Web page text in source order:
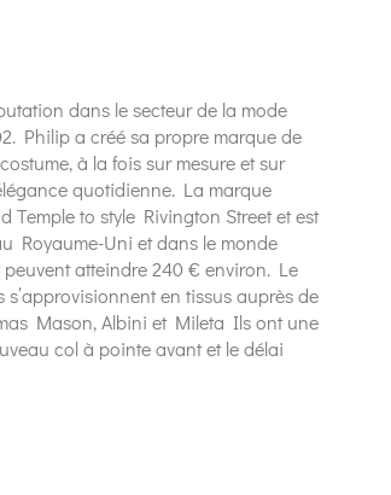
dans le secteur de la mode
Philip a créé sa propre marque de
à la fois sur mesure et sur
quotidienne. La marque
Temple to style Rivington Street et est
Royaume-Uni et dans le monde
atteindre 240 € environ. Le
en tissus auprès de
Mason, Albini et Mileta Ils ont une
col à pointe avant et le délai